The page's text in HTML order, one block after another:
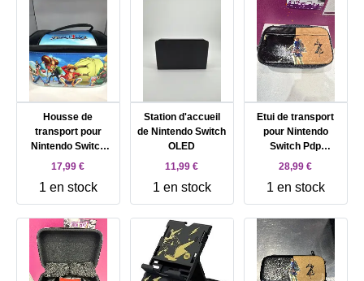
Housse de
transport pour
Nintendo Switch
OnePeace
17,99 €
1 en stock
Station d'accueil
de Nintendo Switch
OLED
11,99 €
1 en stock
Etui de transport
pour Nintendo
Switch Pdp
Commuter Zelda
28,99 €
1 en stock